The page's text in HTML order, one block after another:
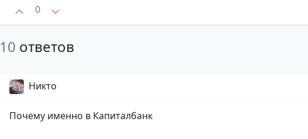
0
10 ответов
Никто
Почему именно в Капиталбанк